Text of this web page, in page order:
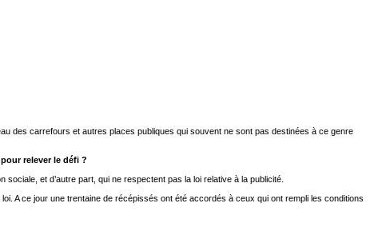
des carrefours et autres places publiques qui souvent ne sont pas destinées à ce genre
relever le défi ?
et d’autre part, qui ne respectent pas la loi relative à la publicité.
A ce jour une trentaine de récépissés ont été accordés à ceux qui ont rempli les conditions